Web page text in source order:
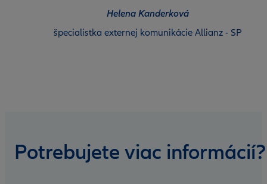
Helena Kanderková
špecialistka externej komunikácie Allianz - SP
Potrebujete viac informácií?